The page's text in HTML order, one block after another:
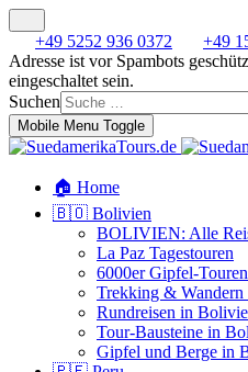
+49 5252 936 0372 +49
Adresse ist vor Spambots
eingeschaltet sein.
Suchen
Mobile Menu Toggle
🏠 Home
🇧🇴 Bolivien
BOLIVIEN: Alle
La Paz Tagestouren
6000er Gipfel-
Trekking &
Rundreisen in
Tour-Bausteine in
Gipfel und Berge in